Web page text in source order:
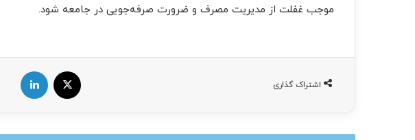
موجب غفلت از مدیریت مصرف و ضرورت صرفه‌جویی در جامعه شود.
اشتراک گذاری